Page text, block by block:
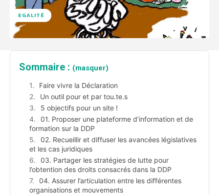
EGALITÉ
Sommaire : (masquer)
Faire vivre la Déclaration
Un outil pour et par tou.te.s
5 objectifs pour un site !
01. Proposer une plateforme d’information et de
formation sur la DDP
02. Recueillir et diffuser les avancées législatives
et les cas juridiques
03. Partager les stratégies de lutte pour
l’obtention des droits consacrés dans la DDP
04. Assurer l’articulation entre les différentes
organisations et mouvements